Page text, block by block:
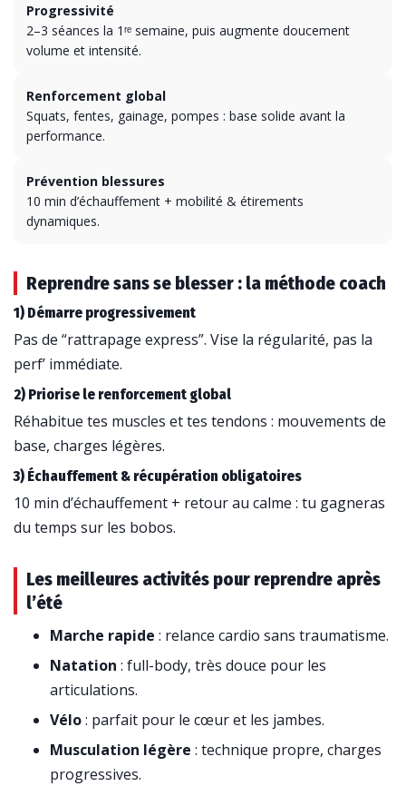
Progressivité
2–3 séances la 1ʳᵉ semaine, puis augmente doucement
volume et intensité.
Renforcement global
Squats, fentes, gainage, pompes : base solide avant la
performance.
Prévention blessures
10 min d’échauffement + mobilité & étirements
dynamiques.
Reprendre sans se blesser : la méthode coach
1) Démarre progressivement
Pas de “rattrapage express”. Vise la régularité, pas la
perf’ immédiate.
2) Priorise le renforcement global
Réhabitue tes muscles et tes tendons : mouvements de
base, charges légères.
3) Échauffement & récupération obligatoires
10 min d’échauffement + retour au calme : tu gagneras
du temps sur les bobos.
Les meilleures activités pour reprendre après
l’été
Marche rapide : relance cardio sans traumatisme.
Natation : full-body, très douce pour les
articulations.
Vélo: parfait pour le cœur et les jambes.
Musculation légère : technique propre, charges
progressives.